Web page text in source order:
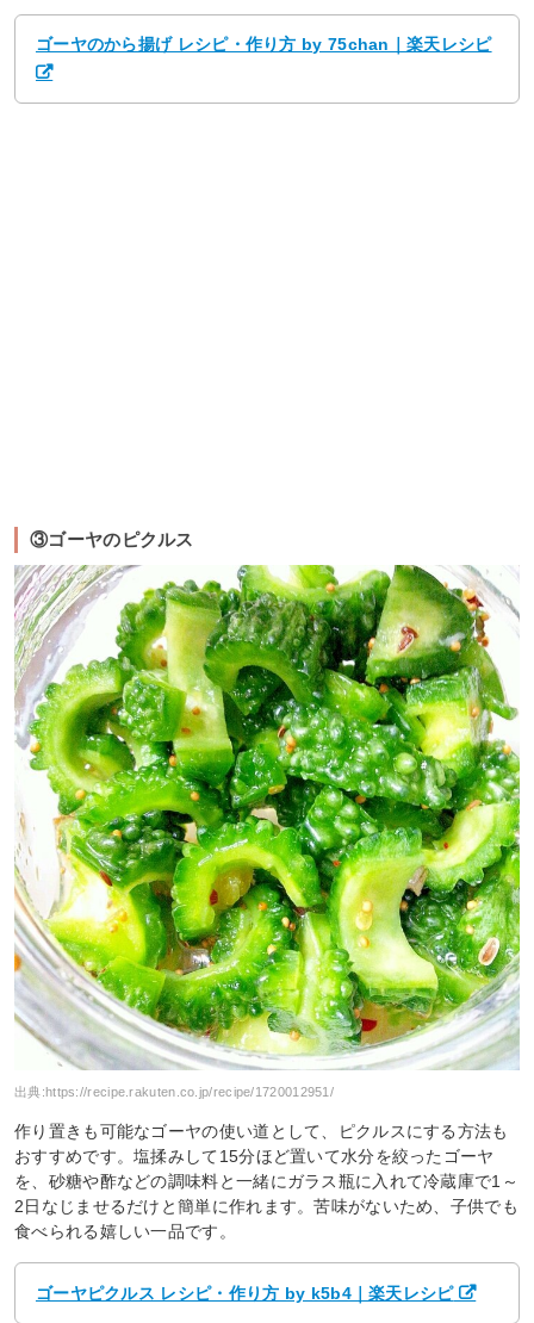
ゴーヤのから揚げ レシピ・作り方 by 75chan｜楽天レシピ
③ゴーヤのピクルス
出典: https://recipe.rakuten.co.jp/recipe/1720012951/
作り置きも可能なゴーヤの使い道として、ピクルスにする方法も
おすすめです。塩揉みして15分ほど置いて水分を絞ったゴーヤ
を、砂糖や酢などの調味料と一緒にガラス瓶に入れて冷蔵庫で1～
2日なじませるだけと簡単に作れます。苦味がないため、子供でも
食べられる嬉しい一品です。
ゴーヤピクルス レシピ・作り方 by k5b4｜楽天レシピ